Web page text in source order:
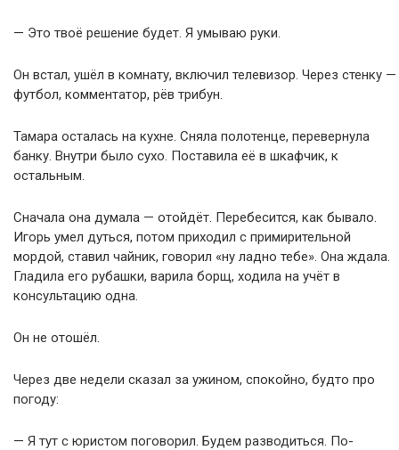
— Это твоё решение будет. Я умываю руки.
Он встал, ушёл в комнату, включил телевизор. Через стенку —
футбол, комментатор, рёв трибун.
Тамара осталась на кухне. Сняла полотенце, перевернула
банку. Внутри было сухо. Поставила её в шкафчик, к
остальным.
Сначала она думала — отойдёт. Перебесится, как бывало.
Игорь умел дуться, потом приходил с примирительной
мордой, ставил чайник, говорил «ну ладно тебе». Она ждала.
Гладила его рубашки, варила борщ, ходила на учёт в
консультацию одна.
Он не отошёл.
Через две недели сказал за ужином, спокойно, будто про
погоду:
— Я тут с юристом поговорил. Будем разводиться. По-